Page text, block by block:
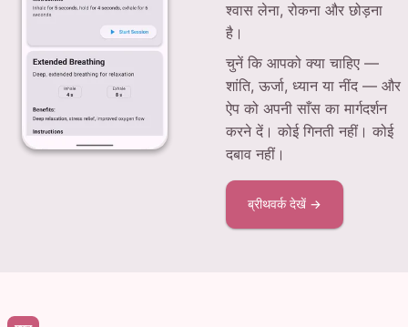
श्वास लेना, रोकना और छोड़ना
है।
चुनें कि आपको क्या चाहिए —
शांति, ऊर्जा, ध्यान या नींद — और
ऐप को अपनी साँस का मार्गदर्शन
करने दें। कोई गिनती नहीं। कोई
दबाव नहीं।
ब्रीथवर्क देखें →